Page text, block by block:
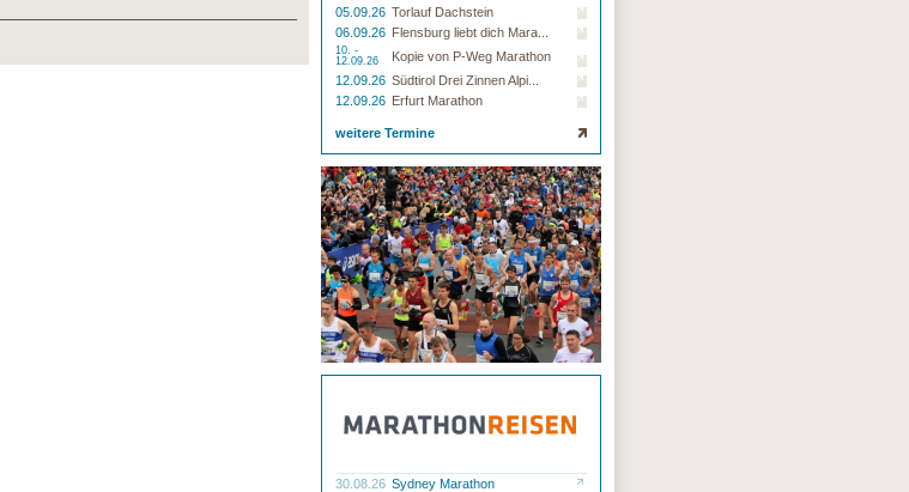
05.09.26 Torlauf Dachstein
06.09.26 Flensburg liebt dich Mara...
10. -
12.09.26
Kopie von P-Weg Marathon
12.09.26 Südtirol Drei Zinnen Alpi...
12.09.26 Erfurt Marathon
weitere Termine
30.08.26 Sydney Marathon